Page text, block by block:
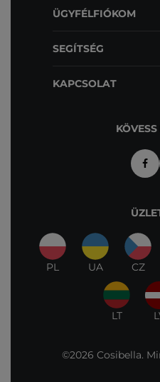
ÜGYFÉLFIÓKOM
SEGÍTSÉG
KAPCSOLAT
PL UA CZ
LT
©2026 Cosibella.